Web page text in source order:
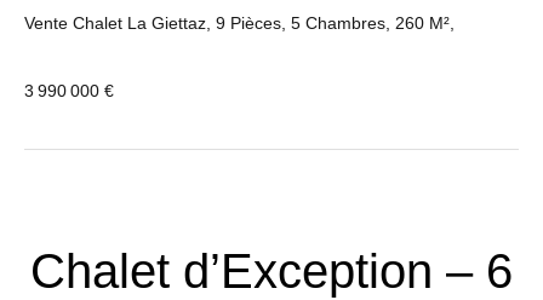
Vente Chalet La Giettaz, 9 Pièces, 5 Chambres, 260 M²,
3 990 000 €
Chalet d’Exception – 6